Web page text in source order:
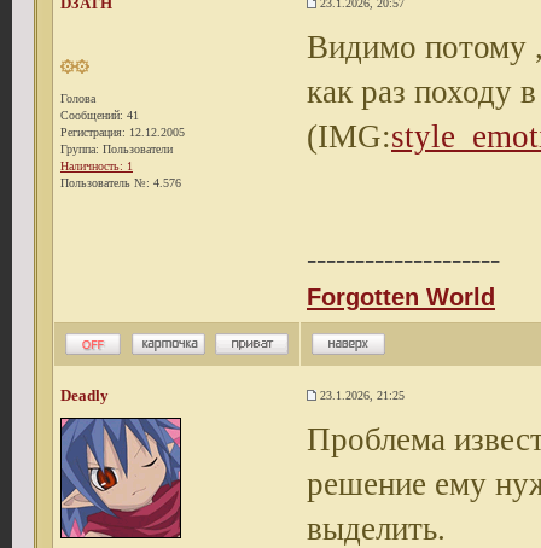
23.1.2026, 20:57
Голова
Сообщений: 41
Регистрация: 12.12.2005
Группа: Пользователи
Наличность: 1
Пользователь №: 4.576
Видимо потому
как раз походу
(IMG:
--------------------
Forgotten World
Deadly 23.1.2026, 21:25
Проблема
решение ему
выделить.